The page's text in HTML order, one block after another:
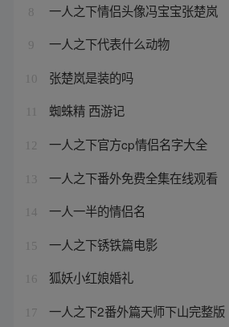
8 一人之下情侣头像冯宝宝张楚岚
9 一人之下代表什么动物
10 张楚岚是装的吗
蜘蛛精 西游记
12 一人之下官方cp情侣名字大全
13 一人之下番外免费全集在线观看
14 一人一半的情侣名
15 一人之下锈铁篇电影
16 狐妖小红娘婚礼
17 一人之下2番外篇天师下山完整版